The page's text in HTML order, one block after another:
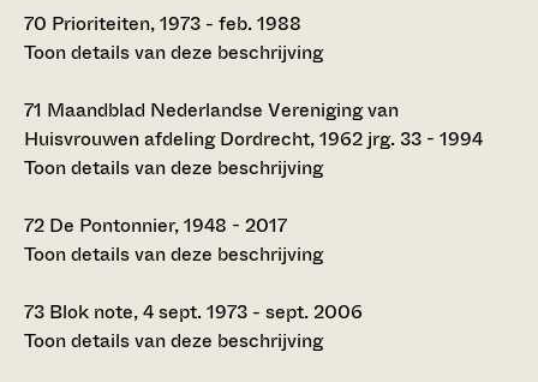
70 Prioriteiten, 1973 - feb. 1988
Toon details van deze beschrijving
71 Maandblad Nederlandse Vereniging van
Huisvrouwen afdeling Dordrecht, 1962 jrg. 33 - 1994
Toon details van deze beschrijving
72 De Pontonnier, 1948 - 2017
Toon details van deze beschrijving
73 Blok note, 4 sept. 1973 - sept. 2006
Toon details van deze beschrijving